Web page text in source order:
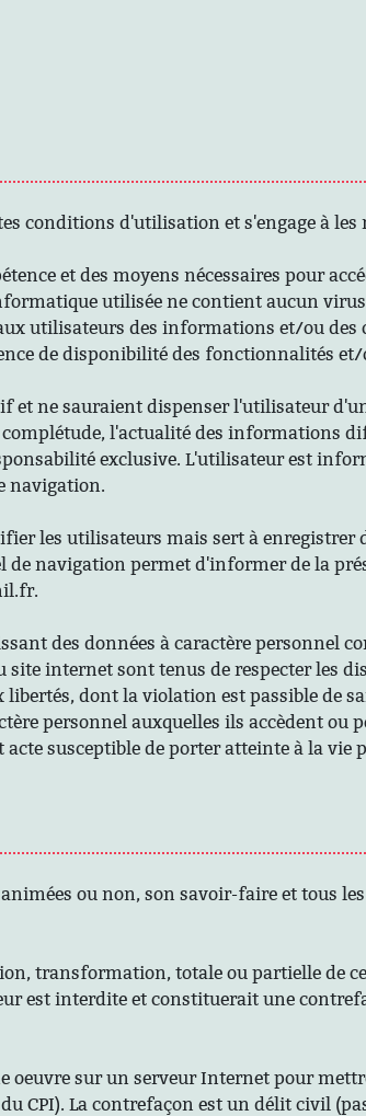
conditions d'utilisation et s'engage à les
et des moyens nécessaires pour
utilisée ne contient aucun virus
utilisateurs des informations et/ou des
de disponibilité des fonctionnalités
ne sauraient dispenser l'utilisateur
l'actualité des informations
exclusive. L'utilisateur est
navigation.
les utilisateurs mais sert à
navigation permet d'informer de la
des données à caractère personnel
internet sont tenus de respecter les
dont la violation est passible de
personnel auxquelles ils accèdent ou
susceptible de porter atteinte à la vie
ou non, son savoir-faire et tous
transformation, totale ou partielle de ce
est interdite et constituerait une
oeuvre sur un serveur Internet pour
CPI). La contrefaçon est un délit civil